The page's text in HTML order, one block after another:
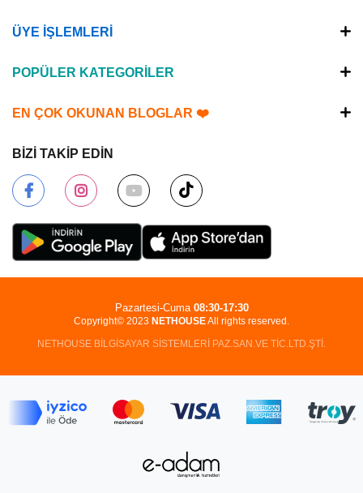
ÜYE İŞLEMLERİ
POPÜLER KATEGORİLER
EN ÇOK OKUNAN BLOGLAR ❤️
BİZİ TAKİP EDİN
Copyright© 2023 NETHOUSEAll rights reserved.
NETHOUSE BİLGİSAYAR SİSTEMLERİ PAZ.SAN.VE TİC.LTD.ŞTİ.
Pazartesi-Cuma 08:30-17:30